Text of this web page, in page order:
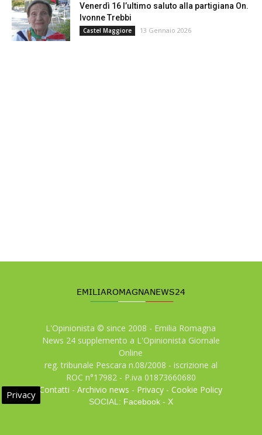
Venerdì 16 l’ultimo saluto alla partigiana On.
Ivonne Trebbi
Castel Maggiore 13 Gennaio 2026
L'Opinionista © since 2008 - Emilia Romagna
News 24 supplemento a L'Opinionista Giornale
Online
reg. tribunale Pescara n.08/2008 - iscrizione al
ROC n°17982 - P.iva 01873660680
Contatti -Archivio news - Privacy -Cookie Policy
SOCIAL: Facebook- X
Privacy